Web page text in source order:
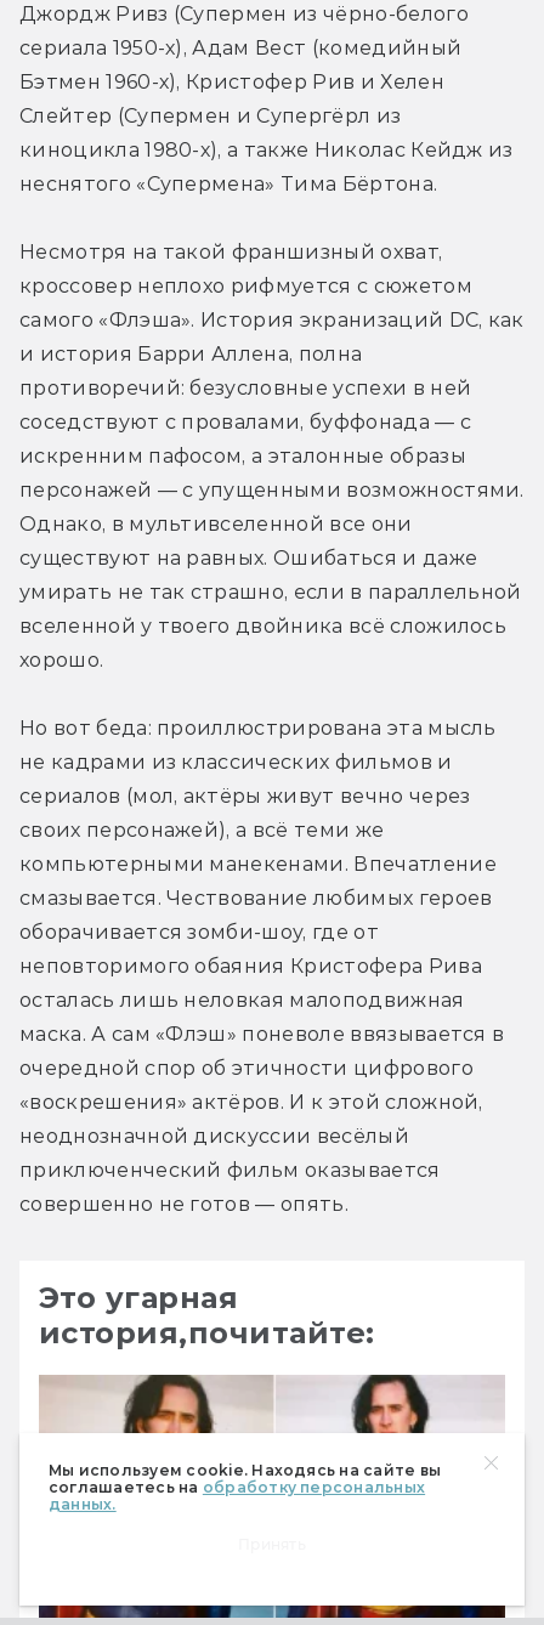
Мы используем cookie. Находясь на сайте вы
соглашаетесь на обработку персональных
данных.
Джордж Ривз (Супермен из чёрно-белого
сериала 1950-х), Адам Вест (комедийный
Бэтмен 1960-х), Кристофер Рив и Хелен
Слейтер (Супермен и Супергёрл из
киноцикла 1980-х), а также Николас Кейдж из
неснятого «Супермена» Тима Бёртона.
Несмотря на такой франшизный охват,
кроссовер неплохо рифмуется с сюжетом
самого «Флэша». История экранизаций DC, как
и история Барри Аллена, полна
противоречий: безусловные успехи в ней
соседствуют с провалами, буффонада — с
искренним пафосом, а эталонные образы
персонажей — с упущенными возможностями.
Однако, в мультивселенной все они
существуют на равных. Ошибаться и даже
умирать не так страшно, если в параллельной
вселенной у твоего двойника всё сложилось
хорошо.
Но вот беда: проиллюстрирована эта мысль
не кадрами из классических фильмов и
сериалов (мол, актёры живут вечно через
своих персонажей), а всё теми же
компьютерными манекенами. Впечатление
смазывается. Чествование любимых героев
оборачивается зомби-шоу, где от
неповторимого обаяния Кристофера Рива
осталась лишь неловкая малоподвижная
маска. А сам «Флэш» поневоле ввязывается в
очередной спор об этичности цифрового
«воскрешения» актёров. И к этой сложной,
неоднозначной дискуссии весёлый
приключенческий фильм оказывается
совершенно не готов — опять.
Это угарная
история,почитайте: